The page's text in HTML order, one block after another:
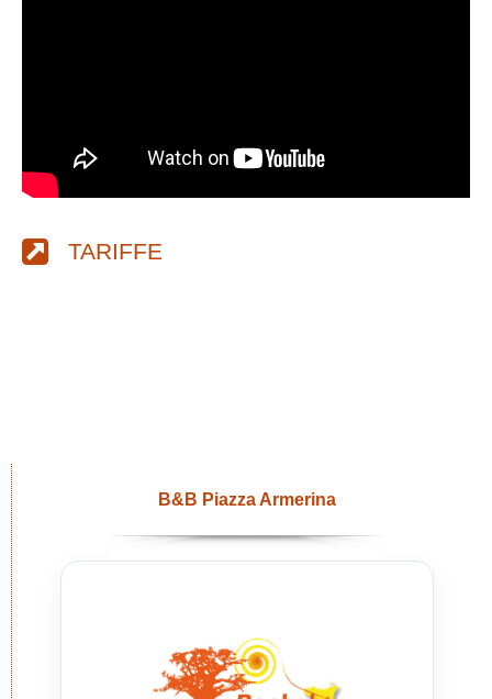
TARIFFE
B&B Piazza Armerina